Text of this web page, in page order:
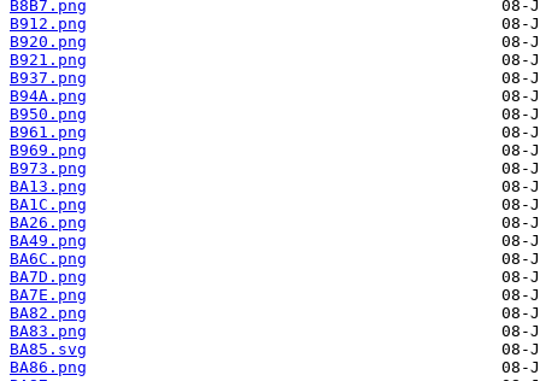
B8B7.png
B912.png
B920.png
B921.png
B937.png
B94A.png
B950.png
B961.png
B969.png
B973.png
BA13.png
BA1C.png
BA26.png
BA49.png
BA6C.png
BA7D.png
BA7E.png
BA82.png
BA83.png
BA85.svg
BA86.png